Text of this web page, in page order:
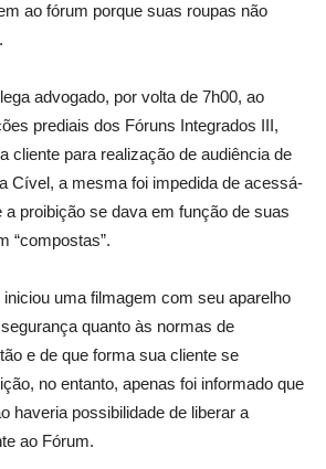
ao fórum porque suas roupas não
advogado, por volta de 7h00, ao
prediais dos Fóruns Integrados III,
cliente para realização de audiência de
Cível, a mesma foi impedida de acessá-
a proibição se dava em função de suas
“compostas”.
uma filmagem com seu aparelho
quanto às normas de
e de que forma sua cliente se
no entanto, apenas foi informado que
haveria possibilidade de liberar a
ao Fórum.